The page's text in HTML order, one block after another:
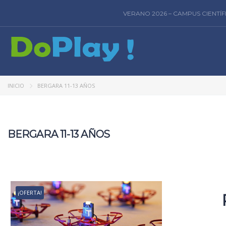
VERANO 2026 – CAMPUS
INICIO BERGARA 11-13 AÑOS
BERGARA 11-13 AÑOS
¡OFERTA!